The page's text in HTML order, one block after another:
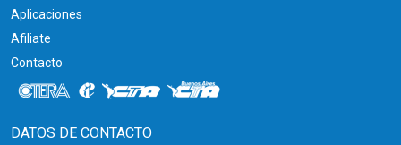
Aplicaciones
Afiliate
Contacto
DATOS DE CONTACTO